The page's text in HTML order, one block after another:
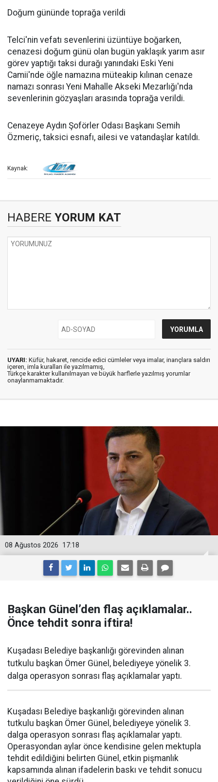
Doğum gününde toprağa verildi
Telci'nin vefatı sevenlerini üzüntüye boğarken,
cenazesi doğum günü olan bugün yaklaşık yarım asır
görev yaptığı taksi durağı yanındaki Eski Yeni
Camii'nde öğle namazına müteakip kılınan cenaze
namazı sonrası Yeni Mahalle Akseki Mezarlığı'nda
sevenlerinin gözyaşları arasında toprağa verildi.
Cenazeye Aydın Şoförler Odası Başkanı Semih
Özmeriç, taksici esnafı, ailesi ve vatandaşlar katıldı.
Kaynak:
HABERE YORUM KAT
UYARI: Küfür, hakaret, rencide edici cümleler veya imalar, inançlara saldırı
içeren, imla kuralları ile yazılmamış,
Türkçe karakter kullanılmayan ve büyük harflerle yazılmış yorumlar
onaylanmamaktadır.
17:18
08 Ağustos 2026
Başkan Günel’den flaş açıklamalar..
Önce tehdit sonra iftira!
Kuşadası Belediye başkanlığı görevinden alınan
tutkulu başkan Ömer Günel, belediyeye yönelik 3.
dalga operasyon sonrası flaş açıklamalar yaptı.
Kuşadası Belediye başkanlığı görevinden alınan
tutkulu başkan Ömer Günel, belediyeye yönelik 3.
dalga operasyon sonrası flaş açıklamalar yaptı.
Operasyondan aylar önce kendisine gelen mektupla
tehdit edildiğini belirten Günel, etkin pişmanlık
kapsamında alınan ifadelerin baskı ve tehdit sonucu